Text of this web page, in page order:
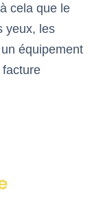
cela que le
yeux, les
équipement